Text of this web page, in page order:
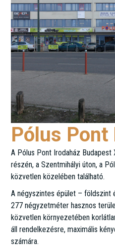
Pólus Pont
A Pólus Pont Irodaház Budapest
részén, a Szentmihályi úton, a
közvetlen közelében található.
A négyszintes épület – földszint
277 négyzetméter hasznos
közvetlen környezetében
áll rendelkezésre, maximális
számára.